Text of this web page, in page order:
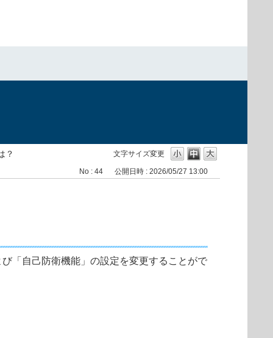
文字サイズ変更
？
No : 44 公開日時 : 2026/05/27 13:00
「自己防衛機能」の設定を変更することがで